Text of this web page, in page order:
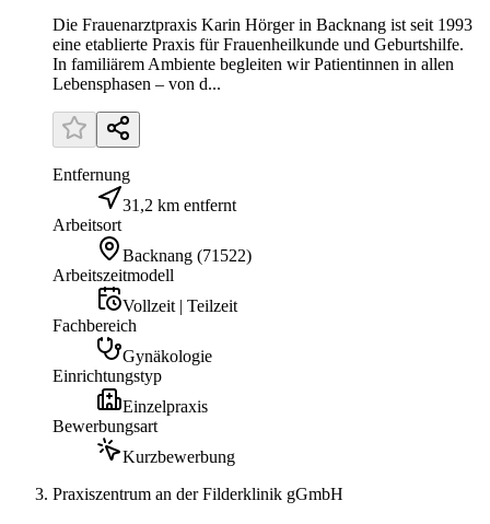
Die Frauenarztpraxis Karin Hörger in Backnang ist seit 1993
eine etablierte Praxis für Frauenheilkunde und Geburtshilfe.
In familiärem Ambiente begleiten wir Patientinnen in allen
Lebensphasen – von d...
Entfernung
31,2 km entfernt
Arbeitsort
Backnang (71522)
Arbeitszeitmodell
Vollzeit | Teilzeit
Fachbereich
Gynäkologie
Einrichtungstyp
Einzelpraxis
Bewerbungsart
Kurzbewerbung
Praxiszentrum an der Filderklinik gGmbH